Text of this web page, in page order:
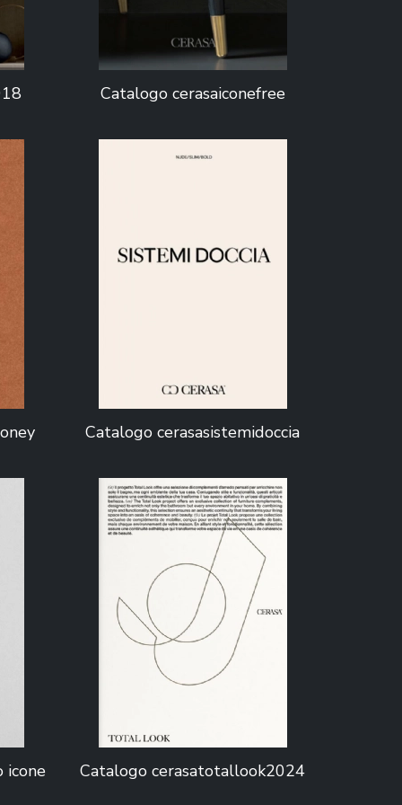
Catalogo cerasaiconefree
Catalogo cerasasistemidoccia
icone Catalogo cerasatotallook2024